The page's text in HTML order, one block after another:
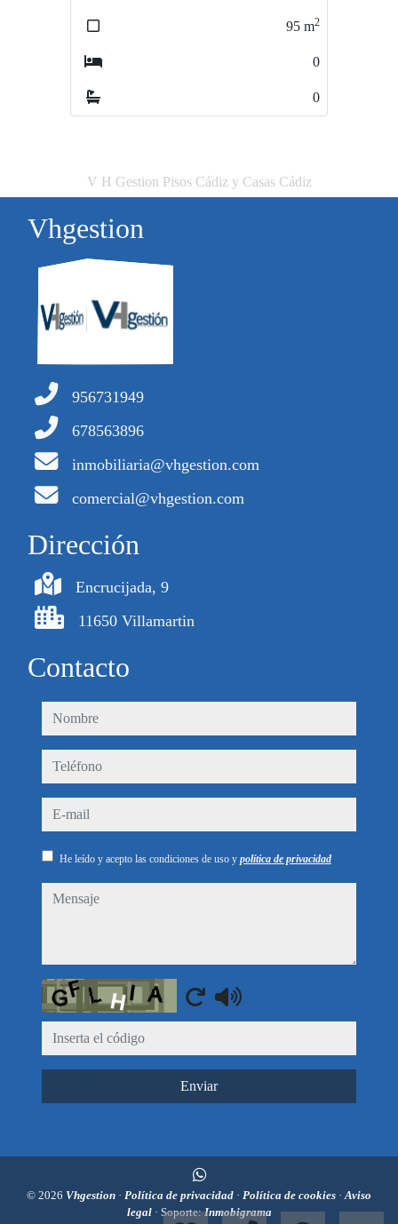
95 m2
0
0
V H Gestion Pisos Cádiz y Casas Cádiz
Vhgestion
956731949
678563896
inmobiliaria@vhgestion.com
comercial@vhgestion.com
Dirección
Encrucijada, 9
11650 Villamartin
Contacto
nombre
teléfono
e-mail
He leído y acepto las condiciones de uso y política de privacidad
mensaje
Captcha
Enviar
© 2026 Vhgestion · Política de privacidad · Política de cookies ·Aviso
legal · Soporte:Inmobigrama